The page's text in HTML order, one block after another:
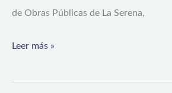
de Obras Públicas de La Serena,
Leer más »